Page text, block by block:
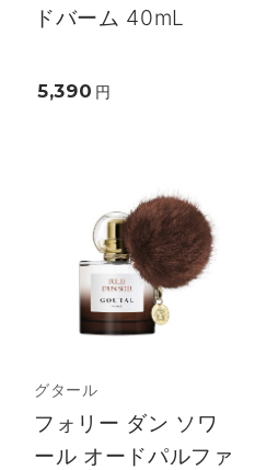
ドバーム 40mL
5,390 円
グタール
フォリー ダン ソワ
ール オードパルファ